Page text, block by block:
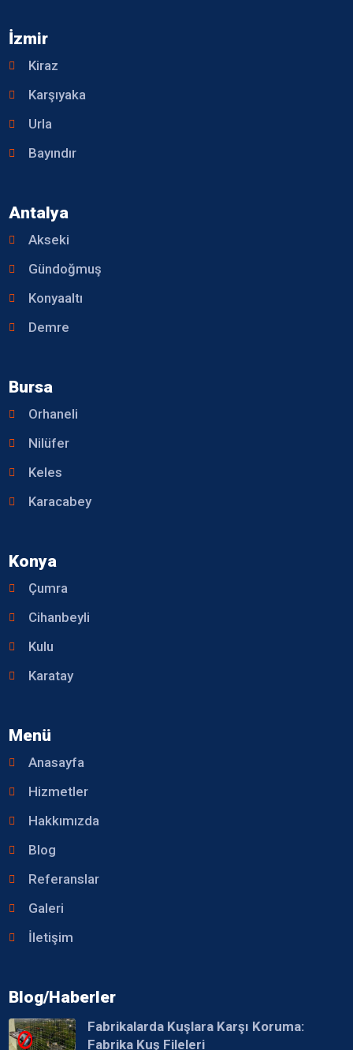
İzmir
Kiraz
Karşıyaka
Urla
Bayındır
Antalya
Akseki
Gündoğmuş
Konyaaltı
Demre
Bursa
Orhaneli
Nilüfer
Keles
Karacabey
Konya
Çumra
Cihanbeyli
Kulu
Karatay
Menü
Anasayfa
Hizmetler
Hakkımızda
Blog
Referanslar
Galeri
İletişim
Blog/Haberler
Fabrikalarda Kuşlara Karşı Koruma:
Fabrika Kuş Fileleri